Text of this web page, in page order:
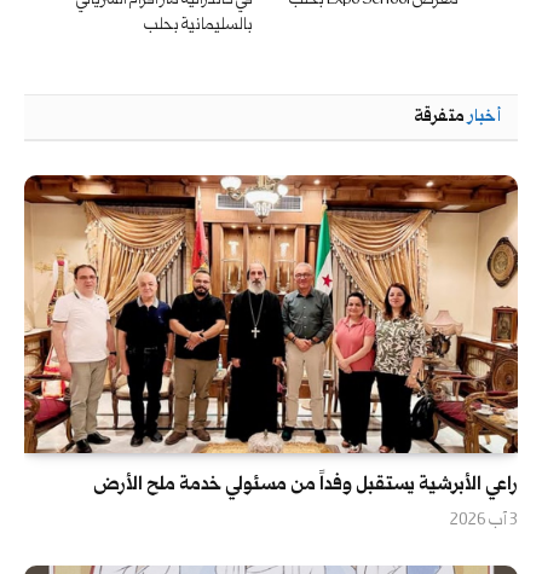
بالسليمانية بحلب
أخبارمتفرقة
راعي الأبرشية يستقبل وفداً من مسئولي خدمة ملح الأرض
3 آب 2026